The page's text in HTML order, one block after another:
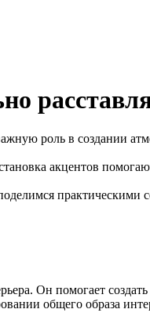
роль в создании
акцентов
практическими
Он помогает
общего образа